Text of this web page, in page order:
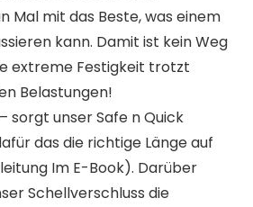
Mal mit das Beste, was einem
kann. Damit ist kein Weg
extreme Festigkeit trotzt
Belastungen!
sorgt unser Safe n Quick
das die richtige Länge auf
Im E-Book). Darüber
Schellverschluss die